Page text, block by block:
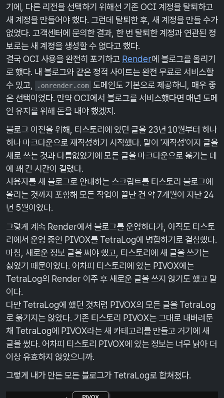
기에, 다른 리전을 선택하기 위해선 기존 OCI 계정을 탈퇴하고
새 계정을 만들어야 했다. 그런데 탈퇴한 후, 새 계정을 만들 수가
없었다. 고객센터에 문의한 결과, 한 번 탈퇴한 계정과 연관된 정
보로는 새 계정을 생성할 수 없다고 했다.
결국 OCI 사용을 완전히 포기하고 Render에 블로그를 올리기
로 했다. 내 블로그와 같은 정적 사이트는 완전 무료로 서비스할
수 있고,
.onrender.com 도메인도 기본으로 제공하니, 매우 좋
은 선택이었다. 만약 OCI에서 블로그를 서비스했다면 매년 도메
인 유지를 위해 돈을 내야 했겠지.
블로그 이전을 위해, 티스토리에 있던 글을 23년 10월부터 하나
하나 마크다운으로 재작성하기 시작했다. 말이 '재작성'이지 글을
새로 쓰는 것과 다름없었기에 모든 글을 마크다운으로 옮기는 데
에 꽤 긴 시간이 걸렸다.
사용자를 새 블로그로 안내하는 스크립트를 티스토리 블로그에
올리는 것까지 포함해 모든 작업이 끝난 건 약 7개월이 지난 24
년 5월이었다.
그렇게 계속 Render에서 블로그를 운영하다가, 아직도 티스토
리에서 운영 중인 PIVOX를 TetraLog에 병합하기로 결심했다.
마침, 새로운 정보 글을 써야 했고, 티스토리에 새 글을 쓰기는
싫었기 때문이었다. 어차피 티스토리에 있는 PIVOX에는
TetraLog의 Render 이주 후 새로운 글을 쓰지 않기도 했고 말
이다.
다만 TetraLog에 했던 것처럼 PIVOX의 모든 글을 TetraLog
로 옮기지는 않았다. 기존 티스토리 PIVOX는 그대로 내버려둔
채 TetraLog에 PIVOX라는 새 카테고리를 만들고 거기에 새
글을 썼다. 어차피 티스토리 PIVOX에 있는 정보는 너무 낡아 더
이상 유효하지 않았으니까.
그렇게 내가 만든 모든 블로그가 TetraLog로 합쳐졌다.